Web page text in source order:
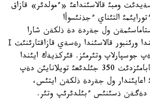
ومبئ قالاسئنداعئ «ءمولدئر» قازاق
التئناي ءجذنئسوأا
ول جةردة دة ذلكةن شارا
ءوتتئ. ةندئ تامئز ايئندا ورئنبور قالاسئندا رةسةي قازاقتارئنئث І
جوسپارلاپ وتئرمئز. قئركذيةك ايئندا
تاشكةنتتة تولة بي بابامئزدئث 350 جئلدئعئ تويلانايئن دةپ
اعايئندار ول جةردة ذلكةن ايتئس،
دةگةن ذسئنئس ءبئلدئرئپ وتئر.